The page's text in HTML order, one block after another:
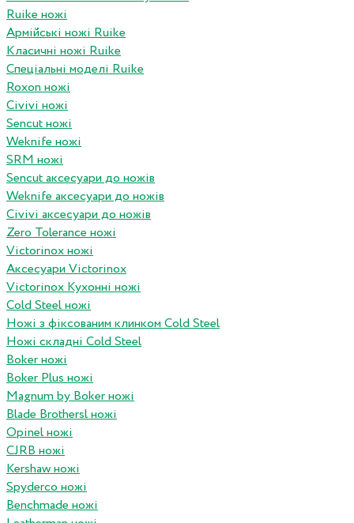
Ruike ножі
Армійські ножі Ruike
Класичні ножі Ruike
Спеціальні моделі Ruike
Roxon ножi
Civivi ножі
Sencut ножі
Weknife ножі
SRM ножі
Sencut аксесуари до ножів
Weknife аксесуари до ножів
Civivi аксесуари до ножів
Zero Tolerance ножі
Victorinox ножі
Аксесуари Victorinox
Victorinox Кухонні ножі
Cold Steel ножі
Ножі з фіксованим клинком Cold Steel
Ножі складні Cold Steel
Boker ножі
Boker Plus ножі
Magnum by Boker ножі
Blade Brothersl ножі
Opinel ножі
CJRB ножі
Kershaw ножі
Spyderco ножі
Benchmade ножі